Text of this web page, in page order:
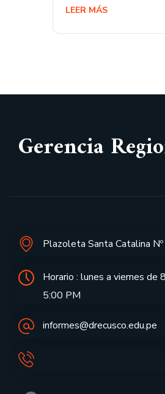
LEER MÁS
Gerencia
Plazoleta Santa Catalina
Horario : lunes a viernes de
5:00 PM
informes@drecusco.edu.pe